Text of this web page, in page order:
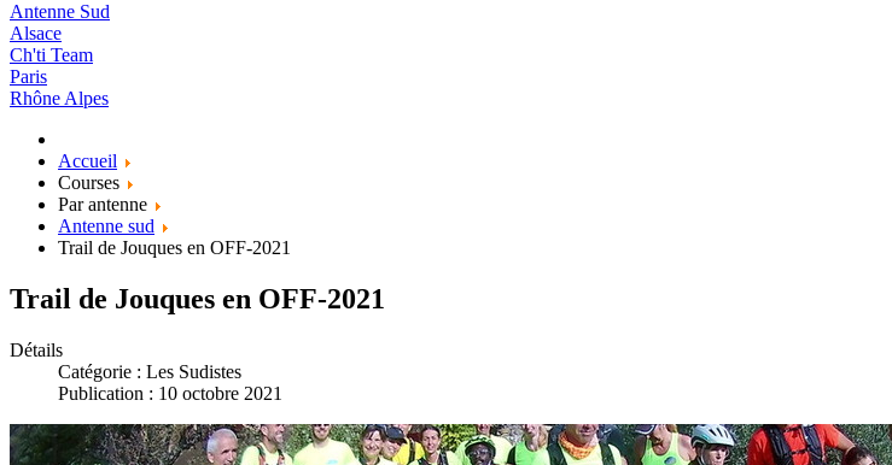
Antenne Sud
Alsace
Ch'ti Team
Paris
Rhône Alpes
Accueil
Courses
Par antenne
Antenne sud
Trail de Jouques en OFF-2021
Trail de Jouques en OFF-2021
Détails
Catégorie : Les Sudistes
Publication : 10 octobre 2021